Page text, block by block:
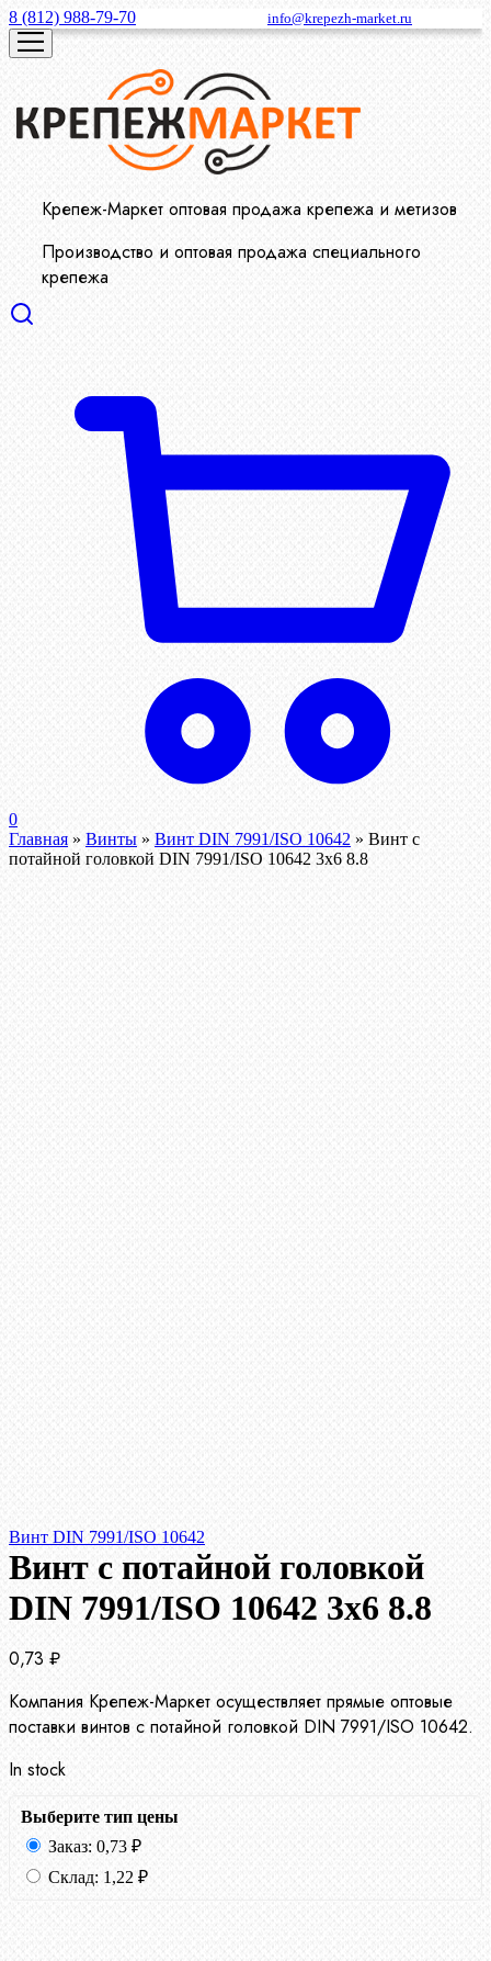
8 (812) 988-79-70 info@krepezh-market.ru
Крепеж-Маркет оптовая продажа крепежа и метизов
Производство и оптовая продажа специального
крепежа
0
Главная » Винты » Винт DIN 7991/ISO 10642 » Винт с
потайной головкой DIN 7991/ISO 10642 3х6 8.8
Винт DIN 7991/ISO 10642
Винт с потайной головкой
DIN 7991/ISO 10642 3х6 8.8
0,73 ₽
Компания Крепеж-Маркет осуществляет прямые оптовые
поставки винтов с потайной головкой DIN 7991/ISO 10642.
In stock
Выберите тип цены
Заказ: 0,73 ₽
Склад: 1,22 ₽